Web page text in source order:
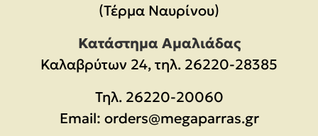
(Τέρμα Ναυρίνου)
Κατάστημα Αμαλιάδας
Καλαβρύτων 24, τηλ. 26220-28385
Τηλ. 26220-20060
Email: orders@megaparras.gr